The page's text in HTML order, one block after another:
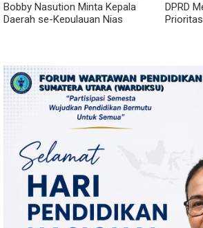
Bobby Nasution Minta Kepala
Daerah se-Kepulauan Nias
DPRD